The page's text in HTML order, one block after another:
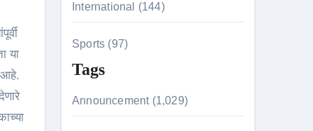
या
आहे.
International (144)
Sports (97)
Tags
Announcement (1,029)